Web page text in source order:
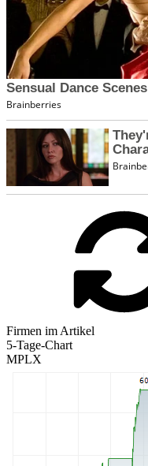
Firmen im Artikel
5-Tage-Chart
MPLX